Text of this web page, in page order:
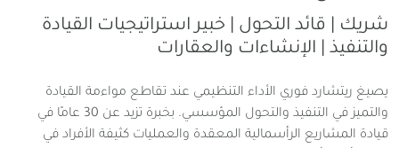
شريك | قائد التحول | خبير استراتيجيات القيادة
والتنفيذ | الإنشاءات والعقارات
يصيغ ريتشارد فوري الأداء التنظيمي عند تقاطع مواءمة القيادة
والتميز في التنفيذ والتحول المؤسسي. بخبرة تزيد عن 30 عامًا في
قيادة المشاريع الرأسمالية المعقدة والعمليات كثيفة الأفراد في